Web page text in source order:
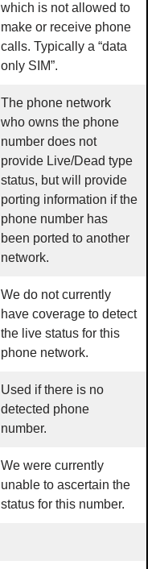
which is not allowed to
make or receive phone
calls. Typically a “data
only SIM”.
The phone network
who owns the phone
number does not
provide Live/Dead type
status, but will provide
porting information if the
phone number has
been ported to another
network.
We do not currently
have coverage to detect
the live status for this
phone network.
Used if there is no
detected phone
number.
We were currently
unable to ascertain the
status for this number.